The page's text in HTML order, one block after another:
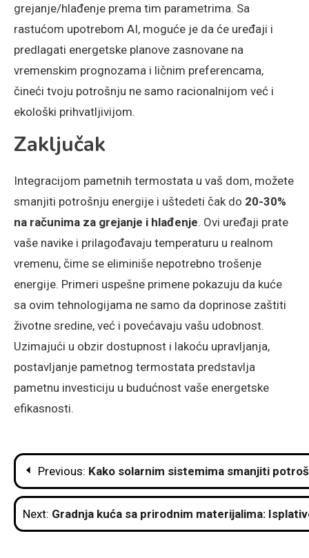
grejanje/hlađenje prema tim parametrima. Sa
rastućom upotrebom AI, moguće je da će uređaji i
predlagati energetske planove zasnovane na
vremenskim prognozama i ličnim preferencama,
čineći tvoju potrošnju ne samo racionalnijom već i
ekološki prihvatljivijom.
Zaključak
Integracijom pametnih termostata u vaš dom, možete
smanjiti potrošnju energije i uštedeti čak do 20-30%
na računima za grejanje i hlađenje. Ovi uređaji prate
vaše navike i prilagođavaju temperaturu u realnom
vremenu, čime se eliminiše nepotrebno trošenje
energije. Primeri uspešne primene pokazuju da kuće
sa ovim tehnologijama ne samo da doprinose zaštiti
životne sredine, već i povećavaju vašu udobnost.
Uzimajući u obzir dostupnost i lakoću upravljanja,
postavljanje pametnog termostata predstavlja
pametnu investiciju u budućnost vaše energetske
efikasnosti.
Post
navigation
Previous: Kako solarnim sistemima smanjiti
Next: Gradnja kuća sa prirodnim materijalima: